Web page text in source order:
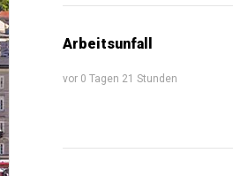
Arbeitsunfall
vor 0 Tagen 21 Stunden